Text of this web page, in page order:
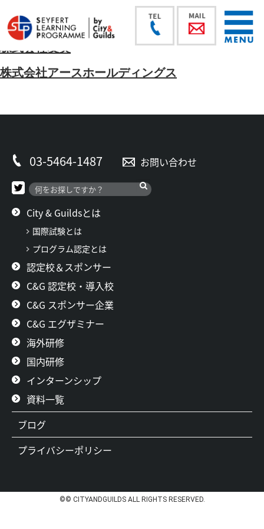
株式会社友美
株式会社アースホールディングス
03-5464-1487 お問い合わせ
City & Guildsとは
国際試験とは
プログラム認定とは
認定校＆スポンサー
C&G 認定校・導入校
C&G スポンサー企業
C&G エグザミナー
海外研修
国内研修
インターンシップ
資料一覧
ブログ
プライバシーポリシー
©© CITYANDGUILDS ALL RIGHTS RESERVED.